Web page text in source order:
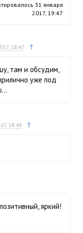
31 января
2017, 19:47
18:47 ↑
там и обсудим,
уже под
18:48 ↑
яркий!